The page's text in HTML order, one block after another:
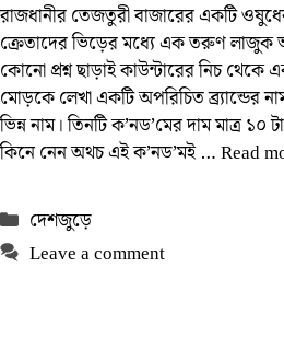
রাজধানীর তেজতুরী বাজারের একটি
ক্রেতাদের ভিড়ের মধ্যে এক তরুণ লাজুক
কোনো প্রশ্ন ছাড়াই কাউন্টারের নিচ থেকে
মোড়কে লেখা একটি অপরিচিত ব্র্যান্ডের
ভিন্ন নাম। তিনটি ক’নড’মের দাম মাত্র ১০
কিনে নেন অথচ এই ক’নড’মই …Read
Categories
দেশজুড়ে
Leave a comment